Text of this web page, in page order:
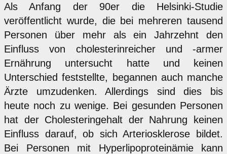
Als Anfang der 90er die Helsinki-Studie
veröffentlicht wurde, die bei mehreren tausend
Personen über mehr als ein Jahrzehnt den
Einfluss von cholesterinreicher und -armer
Ernährung untersucht hatte und keinen
Unterschied feststellte, begannen auch manche
Ärzte umzudenken. Allerdings sind dies bis
heute noch zu wenige. Bei gesunden Personen
hat der Cholesteringehalt der Nahrung keinen
Einfluss darauf, ob sich Arteriosklerose bildet.
Bei Personen mit Hyperlipoproteinämie kann